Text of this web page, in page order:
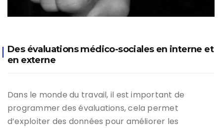
Des évaluations médico-sociales en interne et
en externe
Dans le monde du travail, il est important de
programmer des évaluations, cela permet
d’exploiter des données pour améliorer les